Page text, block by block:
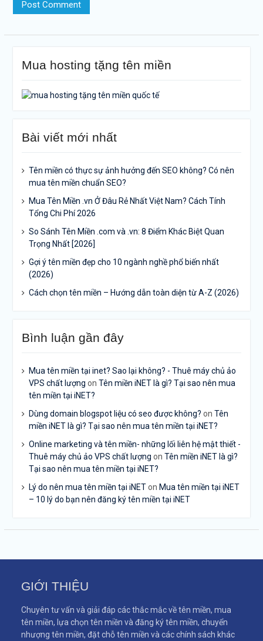
Mua hosting tặng tên miền
Bài viết mới nhất
Tên miền có thực sự ảnh hưởng đến SEO không? Có nên
mua tên miền chuẩn SEO?
Mua Tên Miền .vn Ở Đâu Rẻ Nhất Việt Nam? Cách Tính
Tổng Chi Phí 2026
So Sánh Tên Miền .com và .vn: 8 Điểm Khác Biệt Quan
Trọng Nhất [2026]
Gợi ý tên miền đẹp cho 10 ngành nghề phổ biến nhất
(2026)
Cách chọn tên miền – Hướng dẫn toàn diện từ A-Z (2026)
Bình luận gần đây
Mua tên miền tại inet? Sao lại không? - Thuê máy chủ ảo
VPS chất lượng on Tên miền iNET là gì? Tại sao nên mua
tên miền tại iNET?
Dùng domain blogspot liệu có seo được không? on Tên
miền iNET là gì? Tại sao nên mua tên miền tại iNET?
Online marketing và tên miền- những lối liên hệ mật thiết -
Thuê máy chủ ảo VPS chất lượng on Tên miền iNET là gì?
Tại sao nên mua tên miền tại iNET?
Lý do nên mua tên miền tại iNETon Mua tên miền tại iNET
– 10 lý do bạn nên đăng ký tên miền tại iNET
GIỚI THIỆU
Chuyên tư vấn và giải đáp các thắc mắc về tên miền, mua
tên miền, lựa chọn tên miền và đăng ký tên miền, chuyển
nhượng tên miền, đặt chỗ tên miền và các chính sách khác